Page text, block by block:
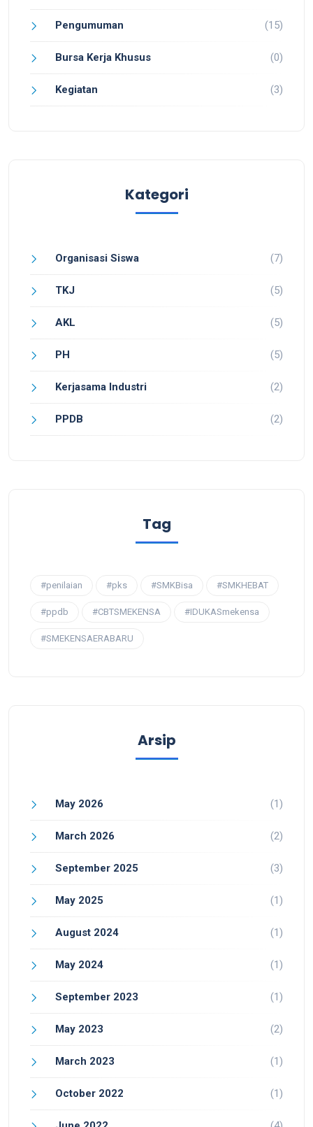
Pengumuman (15)
Bursa Kerja Khusus (0)
Kegiatan (3)
Kategori
Organisasi Siswa (7)
TKJ (5)
AKL (5)
PH (5)
Kerjasama Industri (2)
PPDB (2)
Tag
#penilaian #pks #SMKBisa #SMKHEBAT
#ppdb #CBTSMEKENSA #IDUKASmekensa
#SMEKENSAERABARU
Arsip
May 2026 (1)
March 2026 (2)
September 2025 (3)
May 2025 (1)
August 2024 (1)
May 2024 (1)
September 2023 (1)
May 2023 (2)
March 2023 (1)
October 2022 (1)